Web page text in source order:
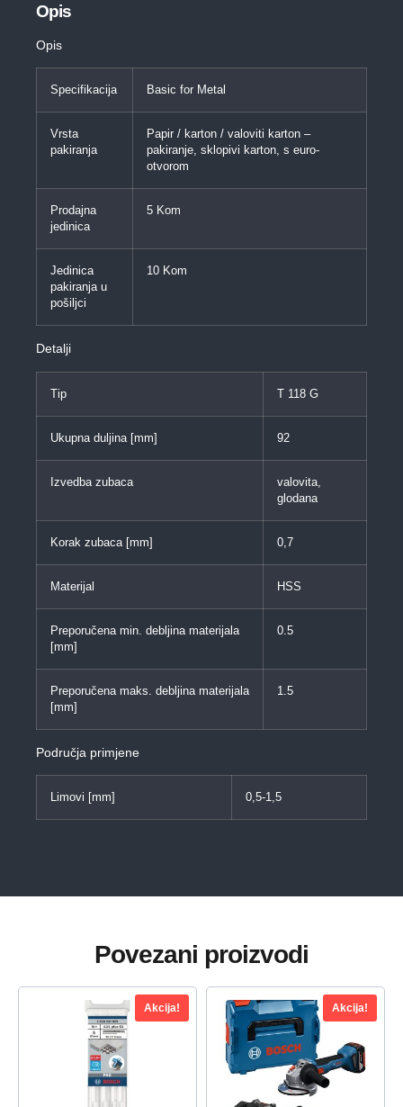
Opis
Opis
Specifikacija Basic for Metal
Vrsta
pakiranja
Papir / karton / valoviti karton –
pakiranje, sklopivi karton, s euro-
otvorom
Prodajna
jedinica
5 Kom
Jedinica
pakiranja u
pošiljci
10 Kom
Detalji
Tip T 118 G
Ukupna duljina [mm] 92
Izvedba zubaca
valovita,
glodana
Korak zubaca [mm] 0,7
Materijal HSS
Preporučena min. debljina materijala
[mm]
0.5
Preporučena maks. debljina materijala
[mm]
1.5
Područja primjene
Limovi [mm] 0,5-1,5
Povezani proizvodi
Akcija! Akcija!